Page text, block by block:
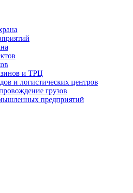
и ТРЦ
и логистических центров
грузов
предприятий